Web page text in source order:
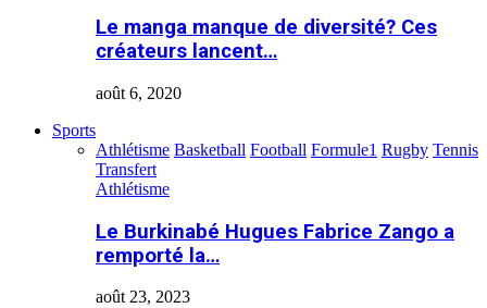
Le manga manque de diversité? Ces
créateurs lancent…
août 6, 2020
Sports
Athlétisme Basketball Football Formule1 Rugby Tennis
Transfert
Athlétisme
Le Burkinabé Hugues Fabrice Zango a
remporté la…
août 23, 2023